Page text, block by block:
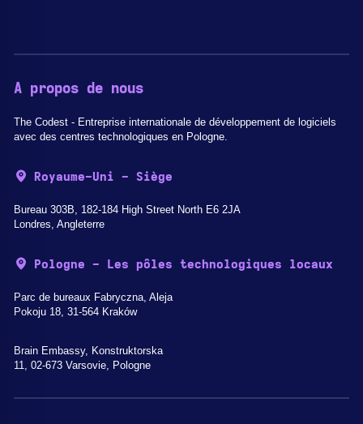
A propos de nous
The Codest - Entreprise internationale de développement de logiciels
avec des centres technologiques en Pologne.
Royaume-Uni - Siège
Bureau 303B, 182-184 High Street North E6 2JA
Londres, Angleterre
Pologne - Les pôles technologiques locaux
Parc de bureaux Fabryczna, Aleja
Pokoju 18, 31-564 Kraków
Brain Embassy, Konstruktorska
11, 02-673 Varsovie, Pologne